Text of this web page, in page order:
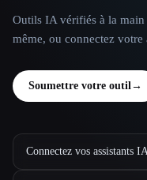
Outils IA vérifiés à la main
même, ou connectez votre
Soumettre votre outil→
Connectez vos assistants